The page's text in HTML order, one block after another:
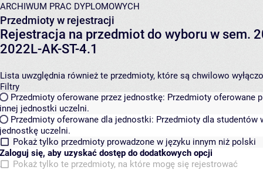
ARCHIWUM PRAC DYPLOMOWYCH
Przedmioty w rejestracji
Rejestracja na przedmiot do wyboru w sem.
2022L-AK-ST-4.1
Lista uwzględnia również te przedmioty, które są chwilowo
Filtry
Przedmioty oferowane przez jednostkę: Przedmioty oferowane
innej jednostki uczelni.
Przedmioty oferowane dla jednostki: Przedmioty dla studentów
jednostkę uczelni.
Pokaż tylko przedmioty prowadzone w języku innym niż polski
Zaloguj się, aby uzyskać dostęp do dodatkowych opcji
Pokaż tylko te przedmioty, na które mogę się rejestrować